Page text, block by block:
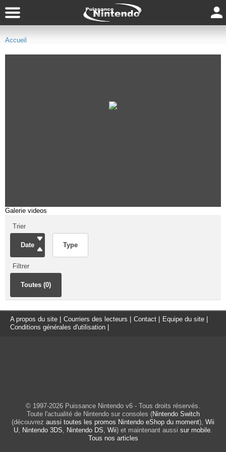
Accueil
Galerie videos
Trier
Date Type
Filtrer
Toutes (0)
A propos du site Courriers des lecteurs Contact Equipe du site
Conditions générales d'utilisation
© 1997-2026 Puissance Nintendo v6 - Tous droits réservés.
Toute l'actualité de Nintendo sur consoles (Nintendo Switch
(découvrez aussi toutes les promos Nintendo eShop du moment), Wii
U, Nintendo 3DS, Nintendo DS, Wii) et maintenant aussi sur mobile.
Tous nos articles